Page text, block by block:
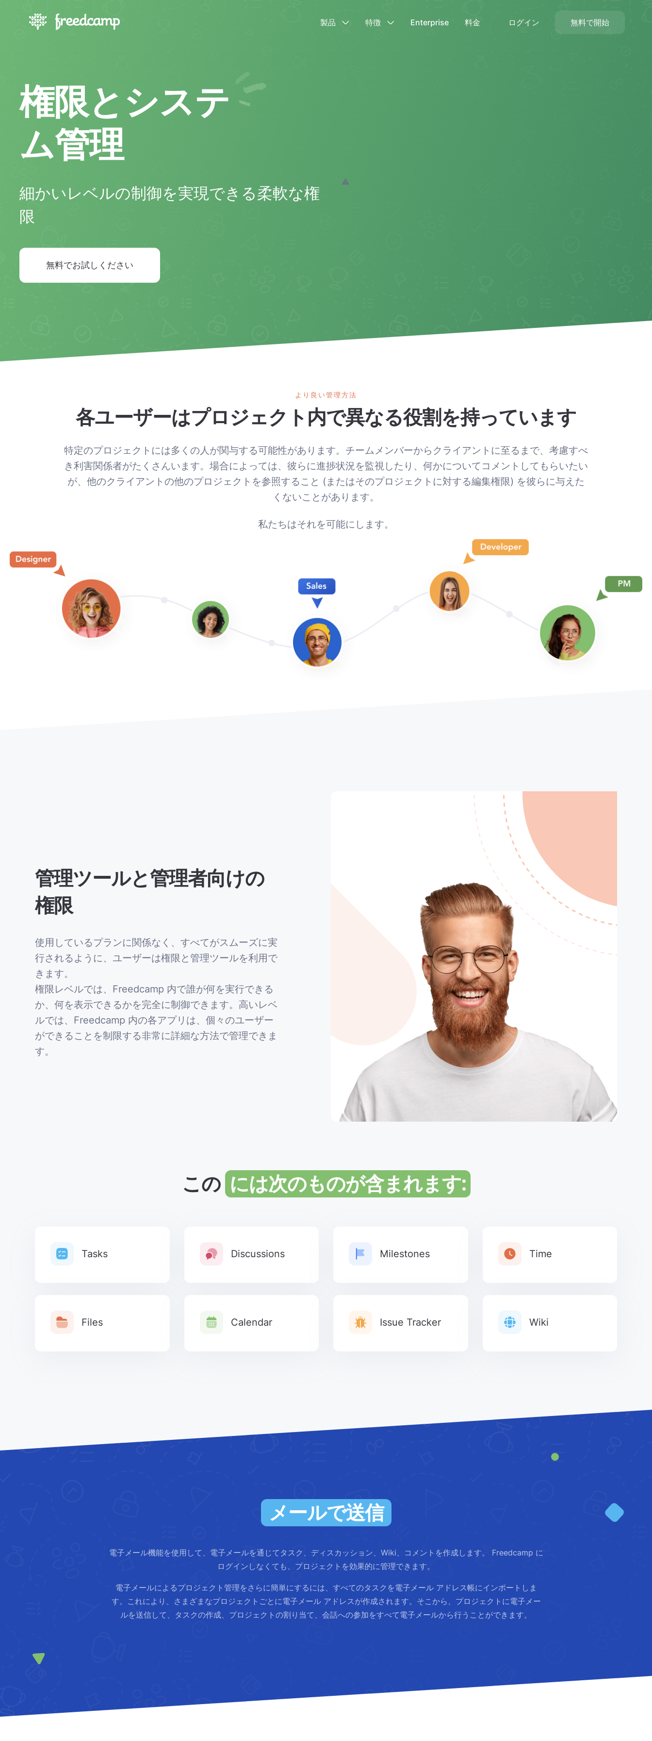
製品 特徴 Enterprise 料金 ログイン 無料で開始
権限とシステ
ム管理
細かいレベルの制御を実現できる柔軟な権
限
無料でお試しください
より良い管理方法
各ユーザーはプロジェクト内で異なる役割を持っています
特定のプロジェクトには多くの人が関与する可能性があります。チームメンバーからクライアントに至るまで、考慮すべ
き利害関係者がたくさんいます。場合によっては、彼らに進捗状況を監視したり、何かについてコメントしてもらいたい
が、他のクライアントの他のプロジェクトを参照すること (またはそのプロジェクトに対する編集権限) を彼らに与えた
くないことがあります。
私たちはそれを可能にします。
管理ツールと管理者向けの
権限
使用しているプラ​​ンに関係なく、すべてがスムーズに実
行されるように、ユーザーは権限と管理ツールを利用で
きます。
権限レベルでは、Freedcamp 内で誰が何を実行できる
か、何を表示できるかを完全に制御できます。高いレベ
ルでは、Freedcamp 内の各アプリは、個々のユーザー
ができることを制限する非常に詳細な方法で管理できま
す。
この には次のものが含まれます:
Tasks Discussions Milestones Time
Files Calendar Issue Tracker Wiki
メールで送信
電子メール機能を使用して、電子メールを通じてタスク、ディスカッション、Wiki、コメントを作成します。 Freedcamp に
ログインしなくても、プロジェクトを効果的に管理できます。
電子メールによるプロジェクト管理をさらに簡単にするには、すべてのタスクを電子メール アドレス帳にインポートしま
す。これにより、さまざまなプロジェクトごとに電子メール アドレスが作成されます。そこから、プロジェクトに電子メー
ルを送信して、タスクの作成、プロジェクトの割り当て、会話への参加をすべて電子メールから行うことができます。